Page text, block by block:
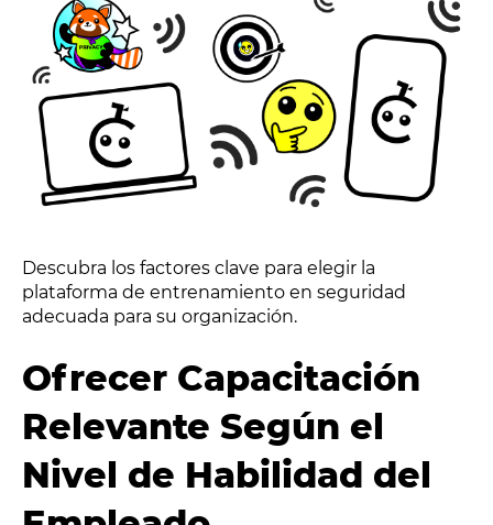
Descubra los factores clave para elegir la
plataforma de entrenamiento en seguridad
adecuada para su organización.
Ofrecer Capacitación
Relevante Según el
Nivel de Habilidad del